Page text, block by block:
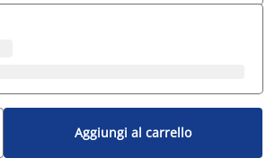
Aggiungi al carrello